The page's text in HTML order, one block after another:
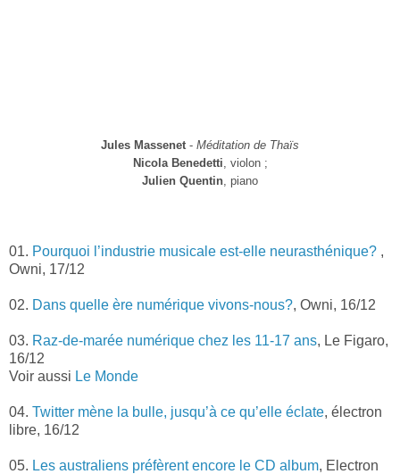
Jules Massenet - Méditation de Thaïs
Nicola Benedetti , violon ;
Julien Quentin , piano
01. Pourquoi l’industrie musicale est-elle neurasthénique? ,
Owni, 17/12
02. Dans quelle ère numérique vivons-nous?, Owni, 16/12
03. Raz-de-marée numérique chez les 11-17 ans, Le Figaro,
16/12
Voir aussi Le Monde
04. Twitter mène la bulle, jusqu’à ce qu’elle éclate, électron
libre, 16/12
05. Les australiens préfèrent encore le CD album, Electron